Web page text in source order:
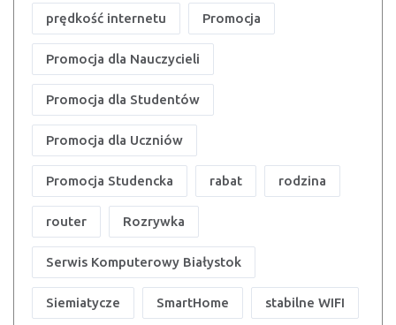
prędkość internetu Promocja
Promocja dla Nauczycieli
Promocja dla Studentów
Promocja dla Uczniów
Promocja Studencka rabat rodzina
router Rozrywka
Serwis Komputerowy Białystok
Siemiatycze SmartHome stabilne WIFI